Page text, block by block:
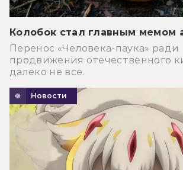
Колобок стал главным мемом
Перенос «Человека-паука» ради
продвижения отечественного
далеко не все.
Новости